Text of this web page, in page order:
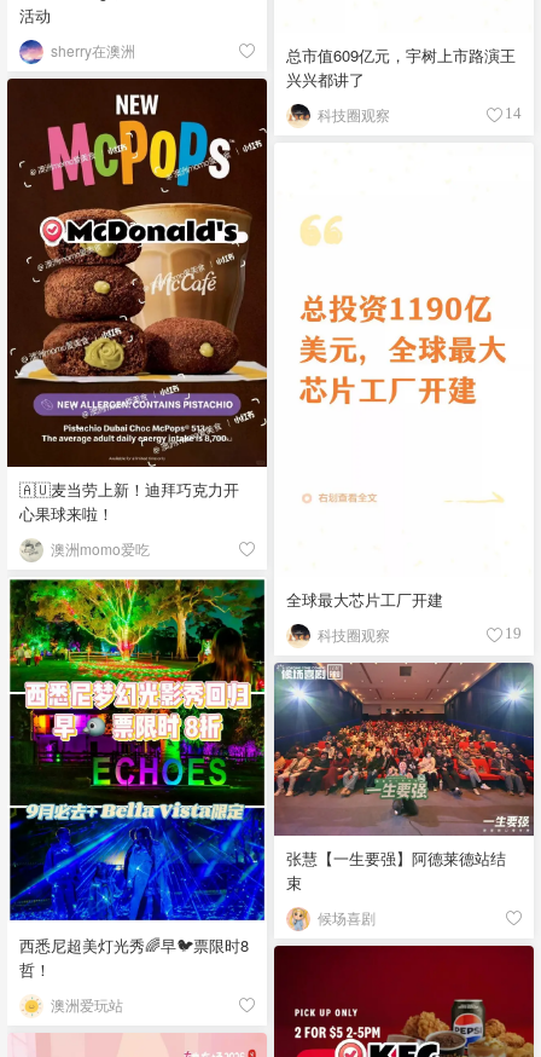
总市值609亿元，宇树上市路演王
兴兴都讲了
科技圈观察 14
活动
sherry在澳洲
🇦🇺麦当劳上新！迪拜巧克力开
心果球来啦！
澳洲momo爱吃
全球最大芯片工厂开建
科技圈观察 19
西悉尼超美灯光秀🌈早🐦票限时8
哲！
澳洲爱玩站
张慧【一生要强】阿德莱德站结
束
候场喜剧